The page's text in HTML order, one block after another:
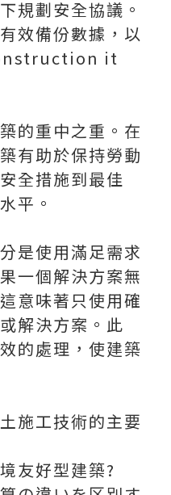
規劃安全協議。
效備份數據，以
it
的重中之重。在
有助於保持勞動
全措施到最佳
平。
是使用滿足需求
一個解決方案無
意味著只使用確
解決方案。此
的處理，使建築
施工技術的主要
友好型建築?